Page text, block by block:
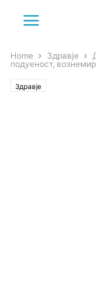
Home Здравје
подуеност,
Здравје